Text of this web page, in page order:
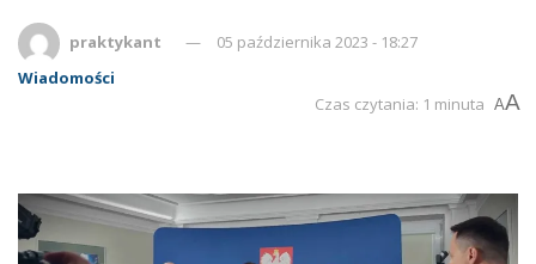
praktykant
05 października 2023 - 18:27
Wiadomości
Czas czytania: 1 minuta AA